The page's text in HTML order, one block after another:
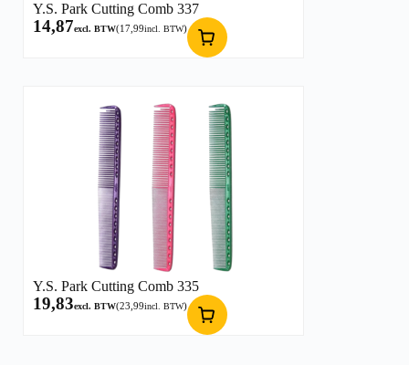
Y.S. Park Cutting Comb 337
14,87excl. BTW(17,99incl. BTW)
Y.S. Park Cutting Comb 335
19,83excl. BTW(23,99incl. BTW)